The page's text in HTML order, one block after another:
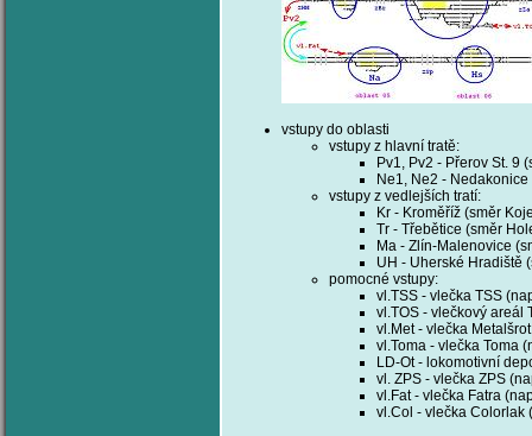
vstupy do oblasti
vstupy z hlavní tratě:
Pv1, Pv2 - Přerov St. 9
Ne1, Ne2 -
vstupy z vedlejších tratí:
Kr - Kroměříž (směr
Tr - Třebětice (směr
Ma - Zlín-Malenovice
UH - Uherské Hradiště
pomocné vstupy:
vl.TSS - vlečka TSS
vl.TOS - vlečkový areál
vl.Met - vlečka
vl.Toma - vlečka Toma
LD-Ot - lokomotivní
vl. ZPS - vlečka ZPS
vl.Fat - vlečka Fatra
vl.Col - vlečka Colorlak